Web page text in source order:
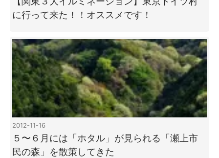
に行って来た！！オススメです！
2012-11-16
５〜６月には「ホタル」が見られる「瀬上市
民の森」を散策してきた